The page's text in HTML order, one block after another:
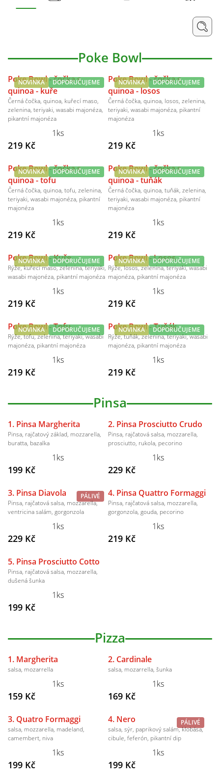
Poke Bowl
NOVINKA DOPORUČUJEME
Poke Bowl - čočka s
quinoa - kuře
Černá čočka, quinoa, kuřecí maso,
zelenina, teriyaki, wasabi majonéza,
pikantní majonéza
1ks
219 Kč
NOVINKA DOPORUČUJEME
Poke Bowl - čočka s
quinoa - losos
Černá čočka, quinoa, losos, zelenina,
teriyaki, wasabi majonéza, pikantní
majonéza
1ks
219 Kč
NOVINKA DOPORUČUJEME
Poke Bowl - čočka s
quinoa - tofu
Černá čočka, quinoa, tofu, zelenina,
teriyaki, wasabi majonéza, pikantní
majonéza
1ks
219 Kč
NOVINKA DOPORUČUJEME
Poke Bowl - čočka s
quinoa - tuňák
Černá čočka, quinoa, tuňák, zelenina,
teriyaki, wasabi majonéza, pikantní
majonéza
1ks
219 Kč
NOVINKA DOPORUČUJEME
Poke Bowl - Kuře
Rýže, kuřecí maso, zelenina, teriyaki,
wasabi majonéza, pikantní majonéza
1ks
219 Kč
NOVINKA DOPORUČUJEME
Poke Bowl - Losos
Rýže, losos, zelenina, teriyaki, wasabi
majonéza, pikantní majonéza
1ks
219 Kč
NOVINKA DOPORUČUJEME
Poke Bowl - Tofu
Rýže, tofu, zelenina, teriyaki, wasabi
majonéza, pikantní majonéza
1ks
219 Kč
NOVINKA DOPORUČUJEME
Poke Bowl - Tuňák
Rýže, tuňák, zelenina, teriyaki, wasabi
majonéza, pikantní majonéza
1ks
219 Kč
Pinsa
1. Pinsa Margherita
Pinsa, rajčatový základ, mozzarella,
buratta, bazalka
1ks
199 Kč
2. Pinsa Prosciutto Crudo
Pinsa, rajčatová salsa, mozzarella,
prosciutto, rukola, pecorino
1ks
229 Kč
PÁLIVÉ
3. Pinsa Diavola
Pinsa, rajčatová salsa, mozzarella,
ventricina salám, gorgonzola
1ks
229 Kč
4. Pinsa Quattro Formaggi
Pinsa, rajčatová salsa, mozzarella,
gorgonzola, gouda, pecorino
1ks
219 Kč
5. Pinsa Prosciutto Cotto
Pinsa, rajčatová salsa, mozzarella,
dušená šunka
1ks
199 Kč
Pizza
1. Margherita
salsa, mozarrella
1ks
159 Kč
2. Cardinale
salsa, mozarrella, šunka
1ks
169 Kč
3. Quatro Formaggi
salsa, mozzarella, madeland,
camembert, niva
1ks
199 Kč
PÁLIVÉ
4. Nero
salsa, sýr, paprikový salám, klobása,
cibule, feferón, pikantní dip
1ks
199 Kč